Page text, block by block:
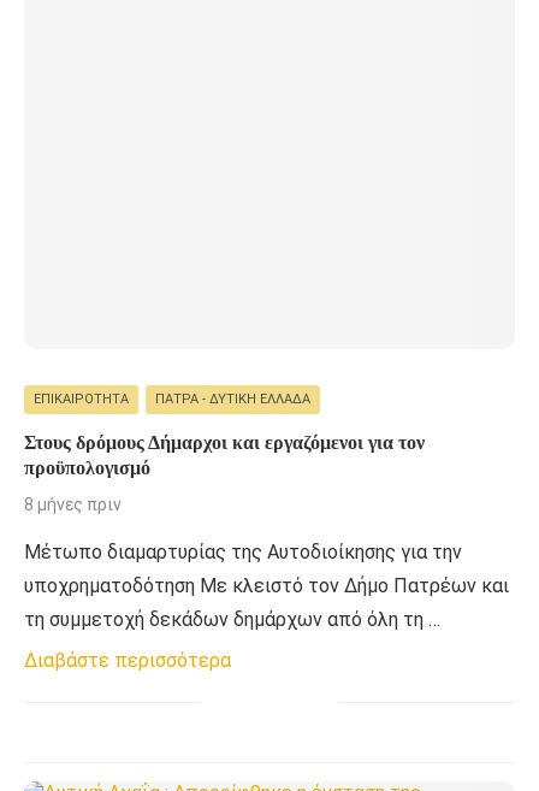
ΕΠΙΚΑΙΡΌΤΗΤΑ ΠΆΤΡΑ - ΔΥΤΙΚΉ ΕΛΛΆΔΑ
Στους δρόμους Δήμαρχοι και εργαζόμενοι για τον
προϋπολογισμό
8 μήνες πριν
Μέτωπο διαμαρτυρίας της Αυτοδιοίκησης για την
υποχρηματοδότηση Με κλειστό τον Δήμο Πατρέων και
τη συμμετοχή δεκάδων δημάρχων από όλη τη …
Διαβάστε περισσότερα